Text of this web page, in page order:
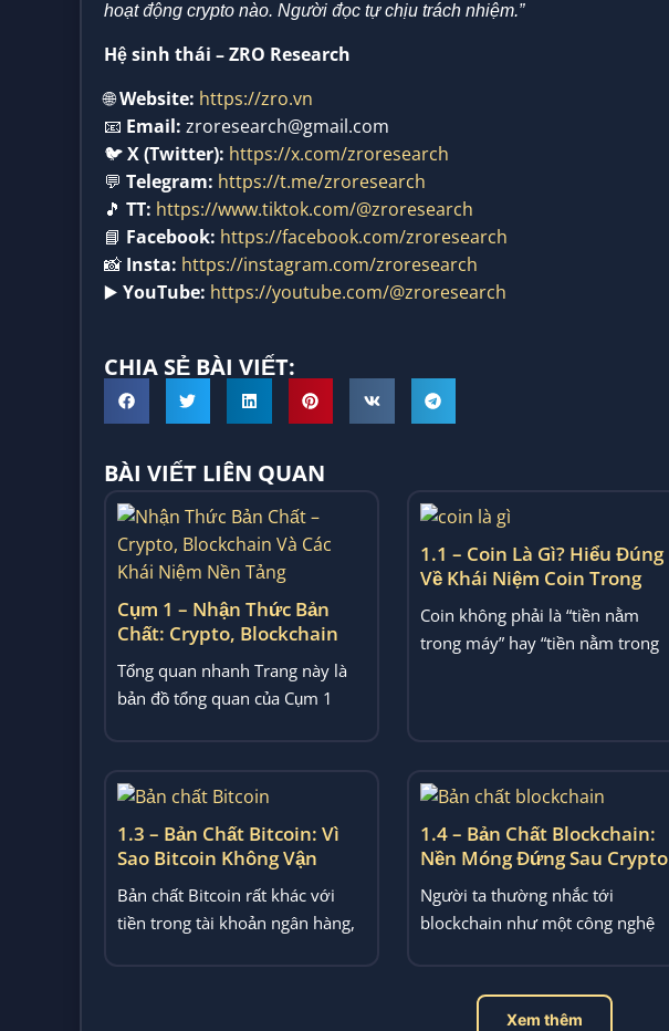
hoạt động crypto nào. Người đọc tự chịu trách nhiệm.”
Hệ sinh thái – ZRO Research
🌐Website: https://zro.vn
📧 Email: zroresearch@gmail.com
🐦X (Twitter): https://x.com/zroresearch
💬 Telegram: https://t.me/zroresearch
🎵 TT: https://www.tiktok.com/@zroresearch
📘 Facebook: https://facebook.com/zroresearch
📸 Insta: https://instagram.com/zroresearch
▶️ YouTube: https://youtube.com/@zroresearch
CHIA SẺ BÀI VIẾT:
BÀI VIẾT LIÊN QUAN
Cụm 1 – Nhận Thức Bản
Chất: Crypto, Blockchain
Tổng quan nhanh Trang này là
bản đồ tổng quan của Cụm 1
1.1 – Coin Là Gì? Hiểu Đúng
Về Khái Niệm Coin Trong
Coin không phải là “tiền nằm
trong máy” hay “tiền nằm trong
1.3 – Bản Chất Bitcoin: Vì
Sao Bitcoin Không Vận
Thống
Bản chất Bitcoin rất khác với
tiền trong tài khoản ngân hàng,
1.4 – Bản Chất Blockchain:
Nền Móng Đứng Sau Crypto
Người ta thường nhắc tới
blockchain như một công nghệ
Xem thêm